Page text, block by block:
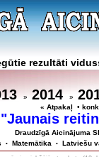
rezultāti
» 2014»
« Atpakaļ •
Draudzīgā Aicinājuma
• Matemātika • Latviešu